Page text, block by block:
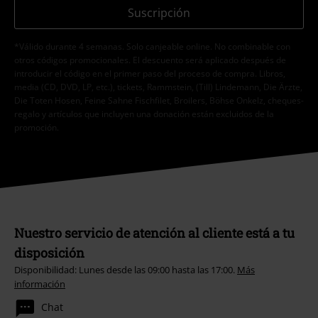
Suscripción
*Válido durante 4 semanas. Solo canjeable online. No combinable con
otros códigos promocionales. El descuento será aplicado después de
introducir el código en el primer paso del proceso de compra. Libros,
media (CD, DVD, LP, etc.), tickets, Rammstein, (Till) Lindemann, Die Ärzte,
Die Toten Hosen, Feine Sahne Fischfilet, Broilers, Böhse Onkelz, cheques-
regalo y artículos que incluyen una donación están excluidos de la
promoción.
Nuestro servicio de atención al cliente está a tu
disposición
Disponibilidad: Lunes desde las 09:00 hasta las 17:00. Más
información
Chat